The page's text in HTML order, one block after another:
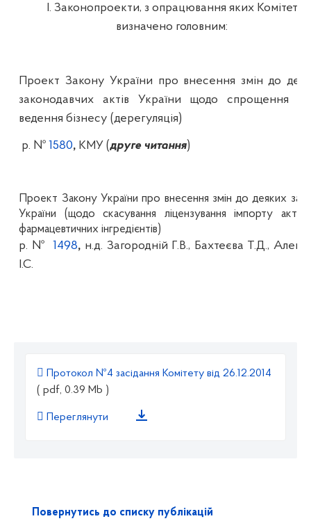
І. Законопроекти, з опрацювання яких Комітет
визначено головним:
Проект Закону України про внесення змін до
законодавчих актів України щодо спрощення
ведення бізнесу (дерегуляція)
р. №1580, КМУ (друге читання)
Проект Закону України про внесення змін до деяких
України (щодо скасування ліцензування імпорту
фармацевтичних інгредієнтів)
р. № 1498, н.д. Загородній Г.В., Бахтеєва Т.Д.,
І.С.
Протокол №4 засідання Комітету від 26.12.2014
( pdf, 0.39 Mb )
Переглянути
Повернутись до списку публікацій